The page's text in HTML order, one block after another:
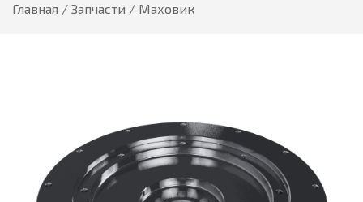
Главная / Запчасти / Маховик